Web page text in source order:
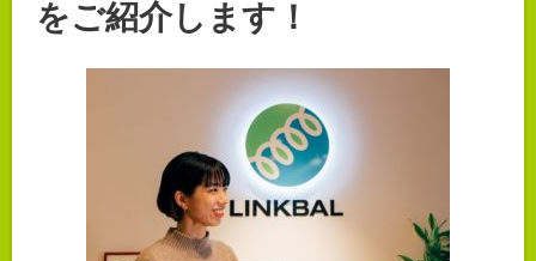
をご紹介します！